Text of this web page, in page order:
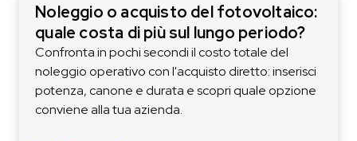
Noleggio o acquisto del fotovoltaico:
quale costa di più sul lungo periodo?
Confronta in pochi secondi il costo totale del
noleggio operativo con l'acquisto diretto: inserisci
potenza, canone e durata e scopri quale opzione
conviene alla tua azienda.